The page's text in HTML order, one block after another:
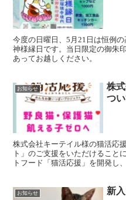
今度の日曜日、5月21日は恒例
神様縁日です。当日限定の御朱
あってお越しください。
お知らせ
株
つ
株式会社キーテイル様の猫活応
ト」のご支援をいただけること
トフード「猫活応援」を開発し
お知らせ 新